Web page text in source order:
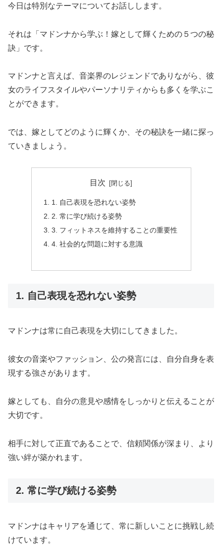
今日は特別なテーマについてお話しします。
それは「マドンナから学ぶ！嫁として輝くための５つの秘
訣」です。
マドンナと言えば、音楽界のレジェンドでありながら、彼
女のライフスタイルやパーソナリティからも多くを学ぶこ
とができます。
では、嫁としてどのように輝くか、その秘訣を一緒に探っ
ていきましょう。
目次
1. 自己表現を恐れない姿勢
2. 常に学び続ける姿勢
3. フィットネスを維持することの重要性
4. 社会的な問題に対する意識
1. 自己表現を恐れない姿勢
マドンナは常に自己表現を大切にしてきました。
彼女の音楽やファッション、公の発言には、自分自身を表
現する強さがあります。
嫁としても、自分の意見や感情をしっかりと伝えることが
大切です。
相手に対して正直であることで、信頼関係が深まり、より
強い絆が築かれます。
2. 常に学び続ける姿勢
マドンナはキャリアを通じて、常に新しいことに挑戦し続
けています。